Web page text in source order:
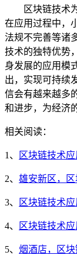
区块链技术
在应用过程中，
法规不完善等诸
技术的独特优势
身发展的应用模
出，实现可持续
信会有越来越多
和进步，为经济
相关阅读：
1、 区块链技术
2、 雄安新区，
3、 区块链技术
4、 区块链技术
5、 烟酒店，区